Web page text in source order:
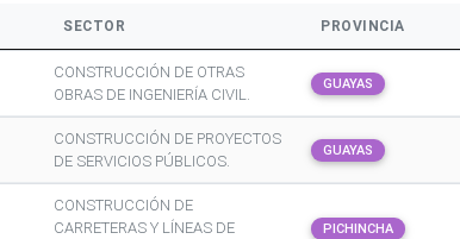
SECTOR PROVINCIA
CONSTRUCCIÓN DE OTRAS
OBRAS DE INGENIERÍA CIVIL.
GUAYAS
CONSTRUCCIÓN DE PROYECTOS
DE SERVICIOS PÚBLICOS.
GUAYAS
CONSTRUCCIÓN DE
CARRETERAS Y LÍNEAS DE
PICHINCHA